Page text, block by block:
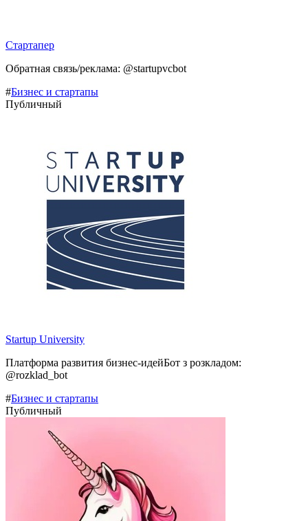
Стартапер
Обратная связь/реклама: @startupvcbot
#Бизнес и стартапы
Публичный
Startup University
Платформа развития бизнес-идейБот з розкладом:
@rozklad_bot
#Бизнес и стартапы
Публичный